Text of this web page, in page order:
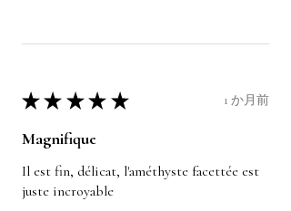
★★ ★★ ★ 1 か月前
Magnifique
Il est fin, délicat, l'améthyste facettée est
juste incroyable